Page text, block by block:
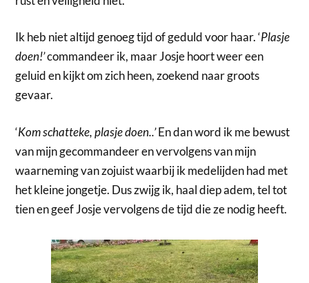
Ik heb niet altijd genoeg tijd of geduld voor haar. ‘Plasje
doen!’commandeer ik, maar Josje hoort weer een
geluid en kijkt om zich heen, zoekend naar groots
gevaar.
‘Kom schatteke, plasje doen..’En dan word ik me bewust
van mijn gecommandeer en vervolgens van mijn
waarneming van zojuist waarbij ik medelijden had met
het kleine jongetje. Dus zwijg ik, haal diep adem, tel tot
tien en geef Josje vervolgens de tijd die ze nodig heeft.